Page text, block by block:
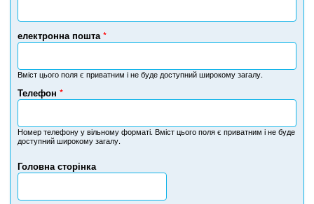
електронна пошта*
Вміст цього поля є приватним і не буде доступний широкому загалу.
Головна сторінка
Телефон *
Н
м
е
т
л
Номер телефону у вільному форматі. Вміст цього поля є приватним і не буде
доступний широкому загалу.